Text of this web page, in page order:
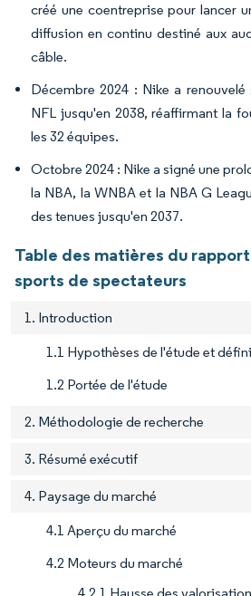
créé une coentreprise pour lancer
diffusion en continu destiné aux
câble.
Décembre 2024 : Nike a
NFL jusqu'en 2038, réaffirmant la
les 32 équipes.
Octobre 2024 : Nike a signé une
la NBA, la WNBA et la NBA G
des tenues jusqu'en 2037.
Table des matières du
sports de spectateurs
1. Introduction
1.1 Hypothèses de l'étude et
1.2 Portée de l'étude
2. Méthodologie de recherche
3. Résumé exécutif
4. Paysage du marché
4.1 Aperçu du marché
4.2 Moteurs du marché